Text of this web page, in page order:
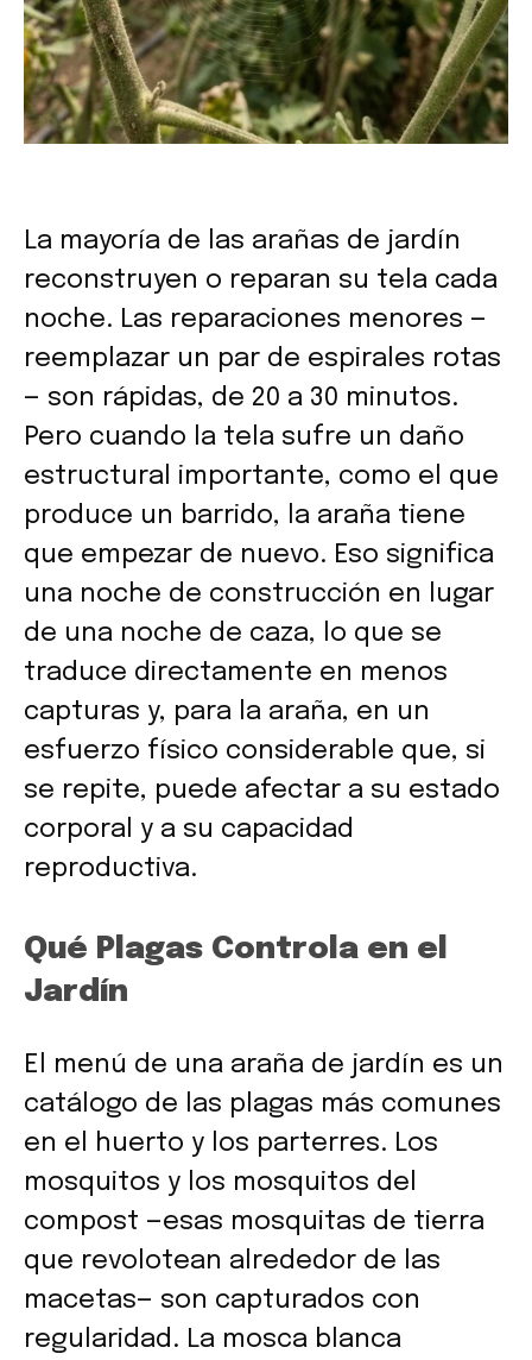
La mayoría de las arañas de jardín
reconstruyen o reparan su tela cada
noche. Las reparaciones menores —
reemplazar un par de espirales rotas
— son rápidas, de 20 a 30 minutos.
Pero cuando la tela sufre un daño
estructural importante, como el que
produce un barrido, la araña tiene
que empezar de nuevo. Eso significa
una noche de construcción en lugar
de una noche de caza, lo que se
traduce directamente en menos
capturas y, para la araña, en un
esfuerzo físico considerable que, si
se repite, puede afectar a su estado
corporal y a su capacidad
reproductiva.
Qué Plagas Controla en el
Jardín
El menú de una araña de jardín es un
catálogo de las plagas más comunes
en el huerto y los parterres. Los
mosquitos y los mosquitos del
compost —esas mosquitas de tierra
que revolotean alrededor de las
macetas— son capturados con
regularidad. La mosca blanca